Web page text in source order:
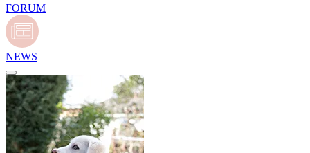
FORUM
NEWS